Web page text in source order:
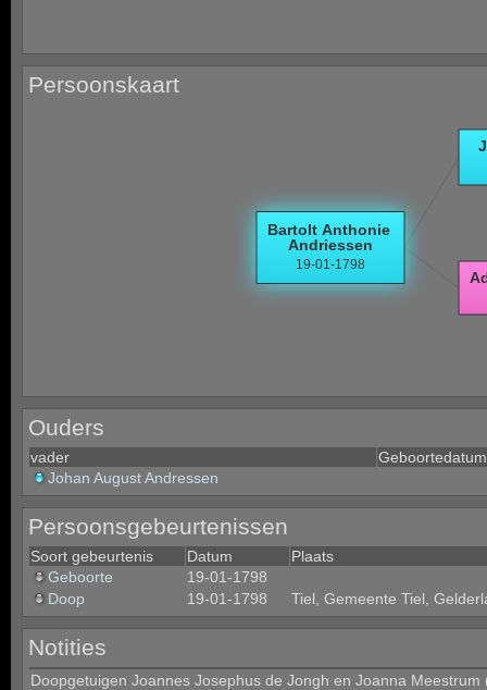
Persoonskaart
Ouders
vader
Geboortedatum
Johan August Andressen
Persoonsgebeurtenissen
Soort gebeurtenis Datum
Plaats
Geboorte
19-01-1798
Doop
19-01-1798 Tiel, Gemeente Tiel,
Notities
Doopgetuigen Joannes Josephus de Jongh en Joanna Meestrum